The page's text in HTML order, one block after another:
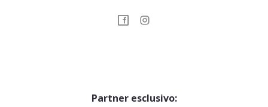
Partner esclusivo: